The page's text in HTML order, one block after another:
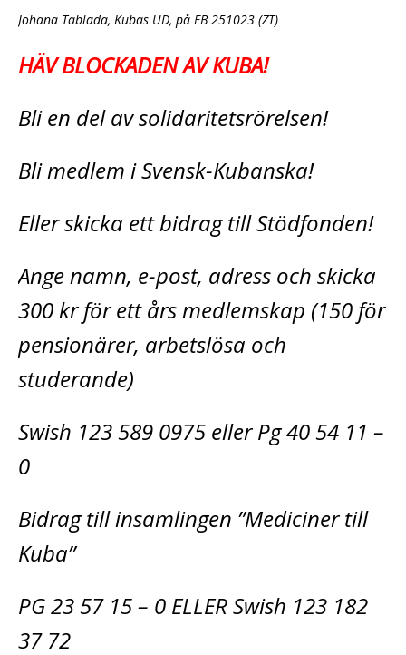
Johana Tablada, Kubas UD, på FB 251023 (ZT)
HÄV BLOCKADEN AV KUBA!
Bli en del av solidaritetsrörelsen!
Bli medlem i Svensk-Kubanska!
Eller skicka ett bidrag till Stödfonden!
Ange namn, e-post, adress och skicka
300 kr för ett års medlemskap (150 för
pensionärer, arbetslösa och
studerande)
Swish 123 589 0975 eller Pg 40 54 11 –
0
Bidrag till insamlingen ”Mediciner till
Kuba”
PG 23 57 15 – 0 ELLER Swish 123 182
37 72